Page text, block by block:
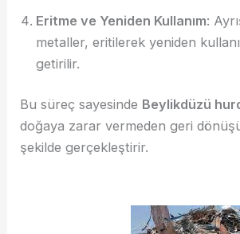
Eritme ve Yeniden Kullanım:
metaller, eritilerek yeniden
getirilir.
Bu süreç sayesinde Beylikdüzü
doğaya zarar vermeden geri
şekilde gerçekleştirir.